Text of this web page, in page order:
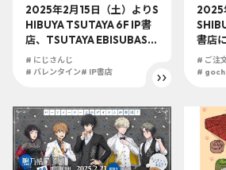
2025年2月15日（土）よりS
HIBUYA TSUTAYA 6F IP書
店、TSUTAYA EBISUBASHI
B1F 大阪IP書店「にじさん
じ」大型コーナーにて『Mel
# にじさんじ
# バレンタイン# IP書店
2025
書店
ぎで
よ』
# ご注
#